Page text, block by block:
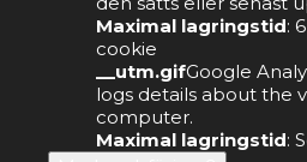
Maximal lagringstid:
cookie
__utm.gifGoogle
logs details about the
computer.
Maximal lagringstid: